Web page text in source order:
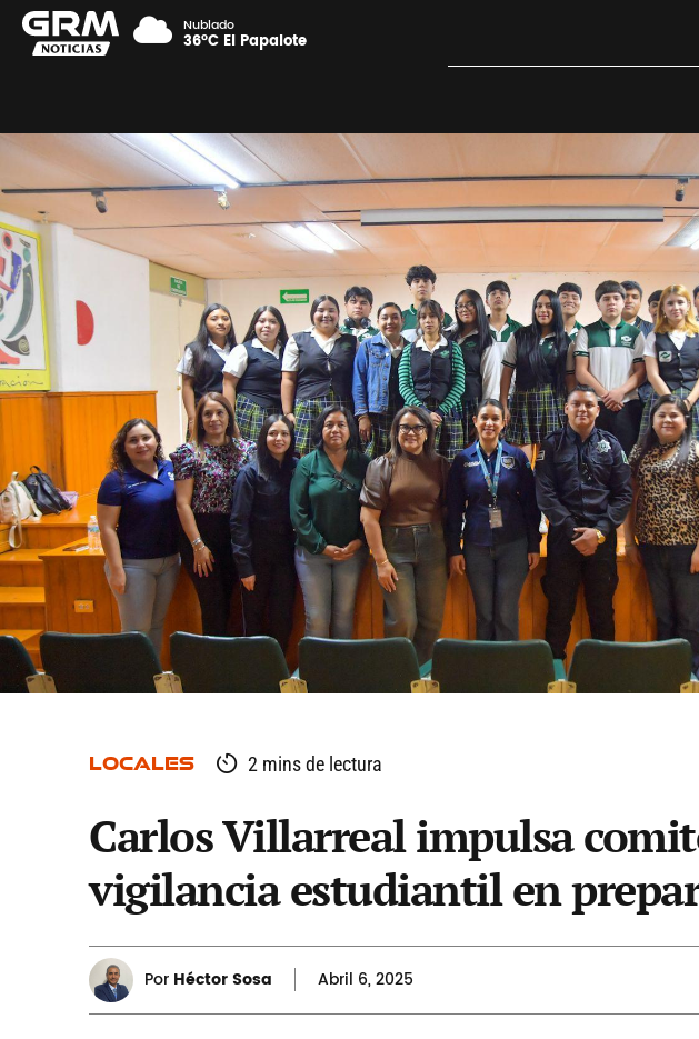
Nublado
36°C El Papalote
LOCALES 2 mins de lectura
Carlos Villarreal impulsa
vigilancia estudiantil en
Por Héctor Sosa Abril 6, 2025